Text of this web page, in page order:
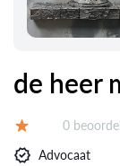
de heer
0
Advocaat